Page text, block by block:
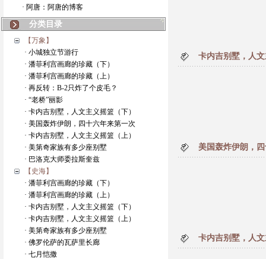
· 阿唐：阿唐的博客
分类目录
【万象】
· 小城独立节游行
· 潘菲利宫画廊的珍藏（下）
· 潘菲利宫画廊的珍藏（上）
· 再反转：B-2只炸了个皮毛？
· “老桥”丽影
· 卡内吉别墅，人文主义摇篮（下）
· 美国轰炸伊朗，四十六年来第一次
· 卡内吉别墅，人文主义摇篮（上）
· 美第奇家族有多少座别墅
· 巴洛克大师委拉斯奎兹
【史海】
· 潘菲利宫画廊的珍藏（下）
· 潘菲利宫画廊的珍藏（上）
· 卡内吉别墅，人文主义摇篮（下）
· 卡内吉别墅，人文主义摇篮（上）
· 美第奇家族有多少座别墅
· 佛罗伦萨的瓦萨里长廊
· 七月恺撒
卡内吉别墅，人
美国轰炸伊朗，
卡内吉别墅，人